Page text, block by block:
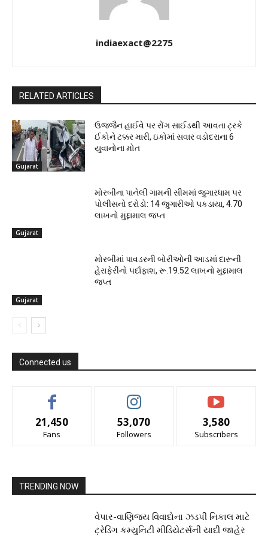
indiaexact@2275
RELATED ARTICLES
Gujarat
ઉજ્જૈન હાઈવે પર રોંગ સાઈડથી આવતા ટ્રકે
ઈકોને ટક્કર મારી, ઇકોમાં સવાર વડોદરાના 6
યુવાનોના મોત
Gujarat
મોરબીના પાનેલી ગામની સીમમાં જુગારધામ પર
પોલીસનો દરોડો: 14 જુગારીઓ પકડાયા, ₹4.70
લાખનો મુદ્દામાલ જપ્ત
Gujarat
મોરબીમાં પાવડરની બોરીઓની આડમાં દારૂની
હેરાફેરીનો પર્દાફાશ, રૂ.19.52 લાખનો મુદ્દામાલ
જપ્ત
Connected us
21,450
Fans
53,070
Followers
3,580
Subscribers
TRENDING NOW
વેપાર-વાણિજ્ય વિવાદોના ઝડપી નિકાલ માટે
ટ્રેડિંગ કમ્યુનિટી મીડિયેટર્સની યાદી જાહેર